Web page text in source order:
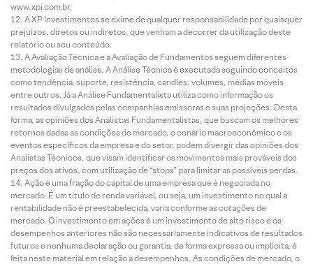
www.xpi.com.br.
A XP Investimentos se exime de qualquer responsabilidade por quaisquer
prejuízos, diretos ou indiretos, que venham a decorrer da utilização deste
relatório ou seu conteúdo.
A Avaliação Técnica e a Avaliação de Fundamentos seguem diferentes
metodologias de análise. A Análise Técnica é executada seguindo conceitos
como tendência, suporte, resistência, candles, volumes, médias móveis
entre outros. Já a Análise Fundamentalista utiliza como informação os
resultados divulgados pelas companhias emissoras e suas projeções. Desta
forma, as opiniões dos Analistas Fundamentalistas, que buscam os melhores
retornos dadas as condições de mercado, o cenário macroeconômico e os
eventos específicos da empresa e do setor, podem divergir das opiniões dos
Analistas Técnicos, que visam identificar os movimentos mais prováveis dos
preços dos ativos, com utilização de “stops” para limitar as possíveis perdas.
Ação é uma fração do capital de uma empresa que é negociada no
mercado. É um título de renda variável, ou seja, um investimento no qual a
rentabilidade não é preestabelecida, varia conforme as cotações de
mercado. O investimento em ações é um investimento de alto risco e os
desempenhos anteriores não são necessariamente indicativos de resultados
futuros e nenhuma declaração ou garantia, de forma expressa ou implícita, é
feita neste material em relação a desempenhos. As condições de mercado, o